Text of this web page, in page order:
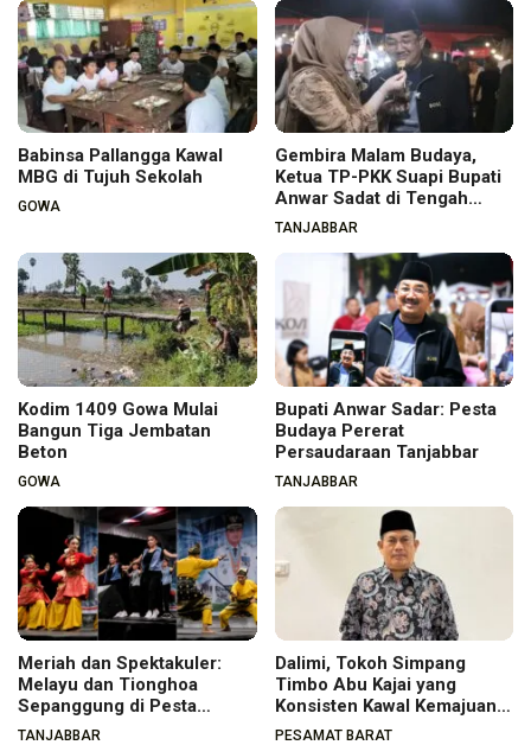
Babinsa Pallangga Kawal
MBG di Tujuh Sekolah
GOWA
Gembira Malam Budaya,
Ketua TP-PKK Suapi Bupati
Anwar Sadat di Tengah
Warga
TANJABBAR
Kodim 1409 Gowa Mulai
Bangun Tiga Jembatan
Beton
GOWA
Bupati Anwar Sadar: Pesta
Budaya Pererat
Persaudaraan Tanjabbar
TANJABBAR
Meriah dan Spektakuler:
Melayu dan Tionghoa
Sepanggung di Pesta
Budaya Tanjabbar
TANJABBAR
Dalimi, Tokoh Simpang
Timbo Abu Kajai yang
Konsisten Kawal Kemajuan
Nagari
PESAMAT BARAT